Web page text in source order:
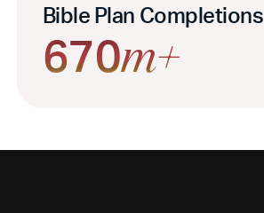
Bible Plan Completions
670m+